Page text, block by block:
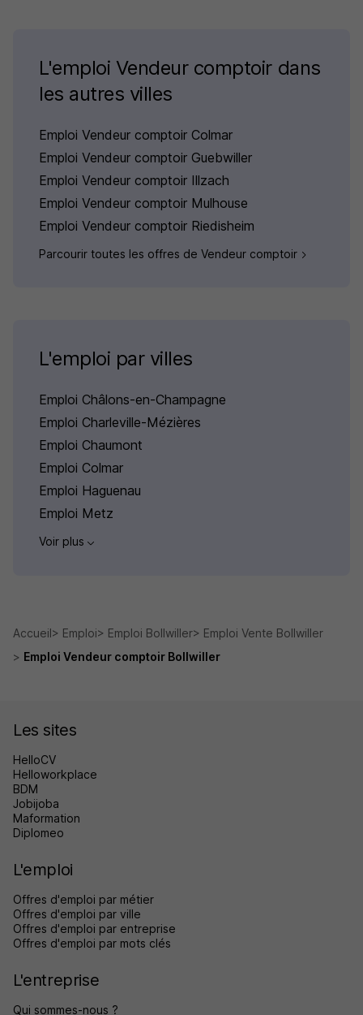
L'emploi Vendeur comptoir dans
les autres villes
Emploi Vendeur comptoir Colmar
Emploi Vendeur comptoir Guebwiller
Emploi Vendeur comptoir Illzach
Emploi Vendeur comptoir Mulhouse
Emploi Vendeur comptoir Riedisheim
Parcourir toutes les offres de Vendeur comptoir
L'emploi par villes
Emploi Châlons-en-Champagne
Emploi Charleville-Mézières
Emploi Chaumont
Emploi Colmar
Emploi Haguenau
Emploi Metz
Voir plus
Accueil Emploi Emploi Bollwiller
Emploi Vente Bollwiller
Emploi Vendeur comptoir Bollwiller
Les sites
HelloCV
Helloworkplace
BDM
Jobijoba
Maformation
Diplomeo
L'emploi
Offres d'emploi par métier
Offres d'emploi par ville
Offres d'emploi par entreprise
Offres d'emploi par mots clés
L'entreprise
Qui sommes-nous ?